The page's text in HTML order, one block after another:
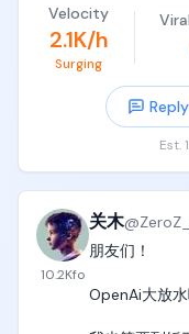
[00:17-00:21]
Fixed Shot）
镜头：稍靠后
画面：黄色
烯基表面上
动作：她从坡
臂、双腿同时
侧带过去，她
Velocity
2.1K/h
Surging
Est.
10.2Kfo
关木@
朋友们！
OpenAi大放水